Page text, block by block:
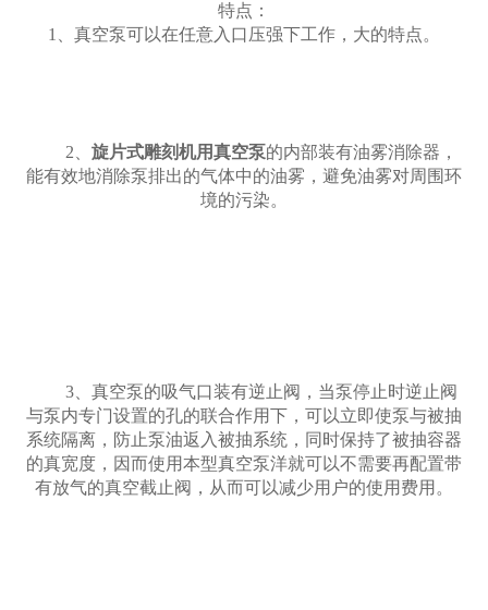
特点：
1、真空泵可以在任意入口压强下工作，大的特点。
2、 旋片式雕刻机用真空泵的内部装有油雾消除器，
能有效地消除泵排出的气体中的油雾，避免油雾对周围环
境的污染。
3、真空泵的吸气口装有逆止阀，当泵停止时逆止阀
与泵内专门设置的孔的联合作用下，可以立即使泵与被抽
系统隔离，防止泵油返入被抽系统，同时保持了被抽容器
的真宽度，因而使用本型真空泵洋就可以不需要再配置带
有放气的真空截止阀，从而可以减少用户的使用费用。